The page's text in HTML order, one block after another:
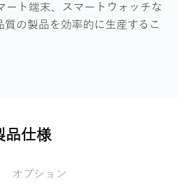
ート端末、スマートウォッチな
質の製品を効率的に生産するこ
品仕様
オプション